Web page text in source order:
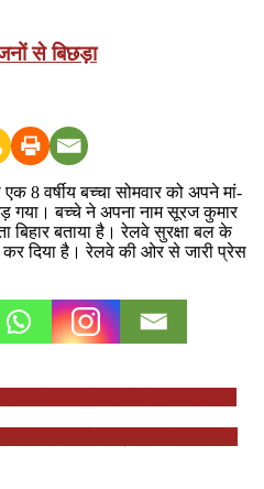
से बिछड़ा
8 वर्षीय बच्चा सोमवार को अपने मां-
गया। बच्चे ने अपना नाम सूरज कुमार
बिहार बताया है। रेलवे सुरक्षा बल के
दिया है। रेलवे की ओर से जारी प्रेस